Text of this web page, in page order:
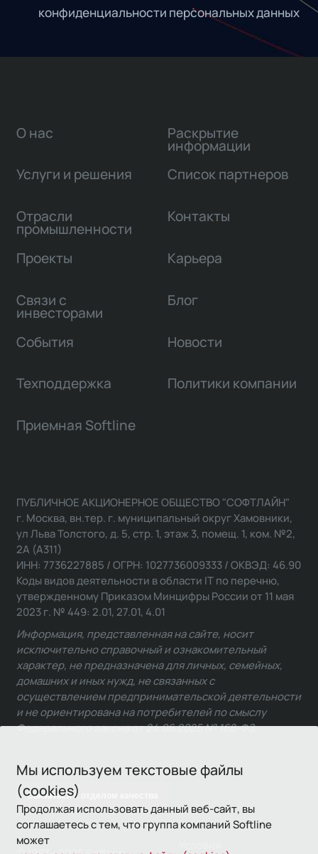
конфиденциальности персональных данных
Мы используем текстовые файлы
(cookies)
Продолжая использовать данный веб-сайт, вы
соглашаетесь с тем, что группа компаний Softline
может
О нас
Услуги и решения
Отрасли
промышленности
Проекты
Связи с
инвесторами
Раскрытие
информации
Список партнеров
Контакты
Карьера
Блог
События Новости
Техподдержка Политики компании
Приемная Softline
Связаться с отделом качества
ПУБЛИЧНОЕ АКЦИОНЕРНОЕ ОБЩЕСТВО "СОФТЛАЙН"
г. Москва, вн.тер. г. муниципальный округ Хамовники,
ул Льва Толстого, д. 5, стр. 1, этаж 3, помещ. 1, ком. №2,
2А (А311)
ИНН: 7736227885 / ОГРН: 1027736009333 / ОКВЭД: 46.90
Коды видов деятельности в области IT по перечню,
утвержденному Приказом Минцифры России от 11 мая
2023 г. № 449: 2.01, 27.01, 4.01
Информация, представленная на сайте, носит
исключительно справочный и ознакомительный
характер, не предназначена для личных, семейных,
домашних и иных нужд, не связанных с
осуществлением предпринимательской деятельности
и не ориентирована на потребителей по смыслу
Федерального закона от 24.06.2025 № 168-ФЗ.